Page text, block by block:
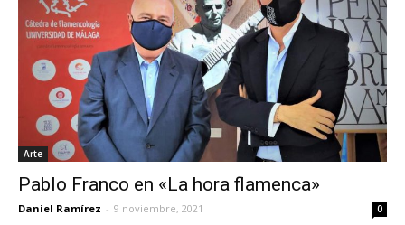
Arte
Pablo Franco en «La hora flamenca»
Daniel Ramírez - 9 noviembre, 2021 0